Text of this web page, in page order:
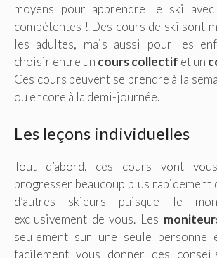
moyens pour apprendre le ski
compétentes ! Des cours de ski sont
les adultes, mais aussi pour les
choisir entre un cours collectif et un
Ces cours peuvent se prendre à la
ou encore à la demi-journée.
Les leçons individuelles
Tout d’abord, ces cours vont
progresser beaucoup plus rapidement
d’autres skieurs puisque le
exclusivement de vous. Les
seulement sur une seule personne
facilement vous donner des